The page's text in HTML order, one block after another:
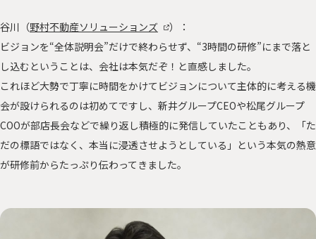
谷川（野村不動産ソリューションズ
）：
ビジョンを“全体説明会”だけで終わらせず、“3時間の研修”にまで落と
し込むということは、会社は本気だぞ！と直感しました。
これほど大勢で丁寧に時間をかけてビジョンについて主体的に考える機
会が設けられるのは初めてですし、新井グループCEOや松尾グループ
COOが部店長会などで繰り返し積極的に発信していたこともあり、「た
だの標語ではなく、本当に浸透させようとしている」という本気の熱意
が研修前からたっぷり伝わってきました。